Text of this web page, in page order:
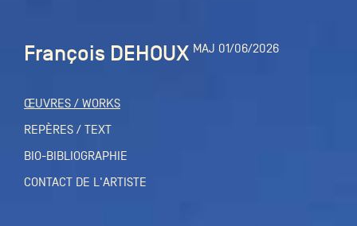
Équipe
François DEHOUX MAJ 01/06/2026
ŒUVRES / WORKS
REPÈRES / TEXT
BIO-BIBLIOGRAPHIE
CONTACT DE L'ARTISTE